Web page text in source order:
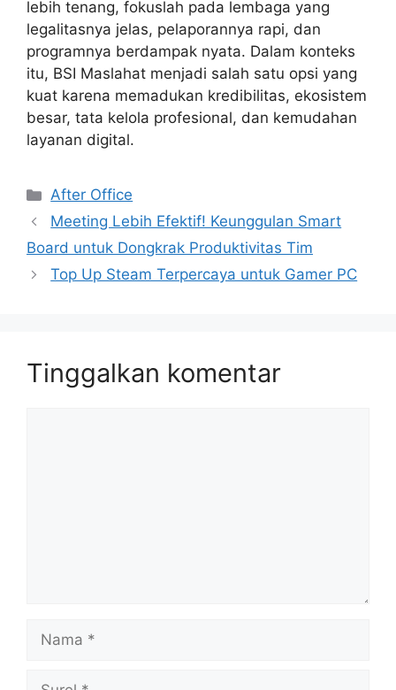
lebih tenang, fokuslah pada lembaga yang
legalitasnya jelas, pelaporannya rapi, dan
programnya berdampak nyata. Dalam konteks
itu, BSI Maslahat menjadi salah satu opsi yang
kuat karena memadukan kredibilitas, ekosistem
besar, tata kelola profesional, dan kemudahan
layanan digital.
Kategori
After Office
Meeting Lebih Efektif! Keunggulan Smart
Board untuk Dongkrak Produktivitas Tim
Top Up Steam Terpercaya untuk Gamer PC
Tinggalkan komentar
Nama
Surel